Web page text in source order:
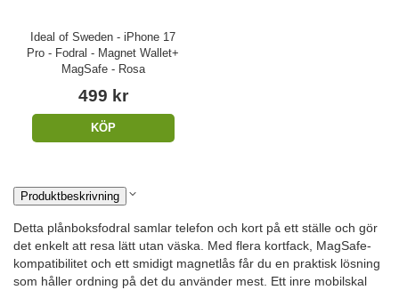
Ideal of Sweden - iPhone 17
Pro - Fodral - Magnet Wallet+
MagSafe - Rosa
499 kr
KÖP
Produktbeskrivning
Detta plånboksfodral samlar telefon och kort på ett ställe och gör
det enkelt att resa lätt utan väska. Med flera kortfack, MagSafe-
kompatibilitet och ett smidigt magnetlås får du en praktisk lösning
som håller ordning på det du använder mest. Ett inre mobilskal